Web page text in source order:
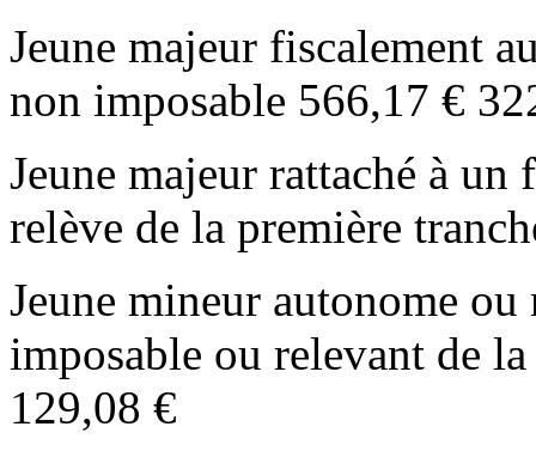
Jeune majeur fiscalement
non imposable 566,17 €
Jeune majeur rattaché à
relève de la première
Jeune mineur autonome
imposable ou relevant de
129,08 €